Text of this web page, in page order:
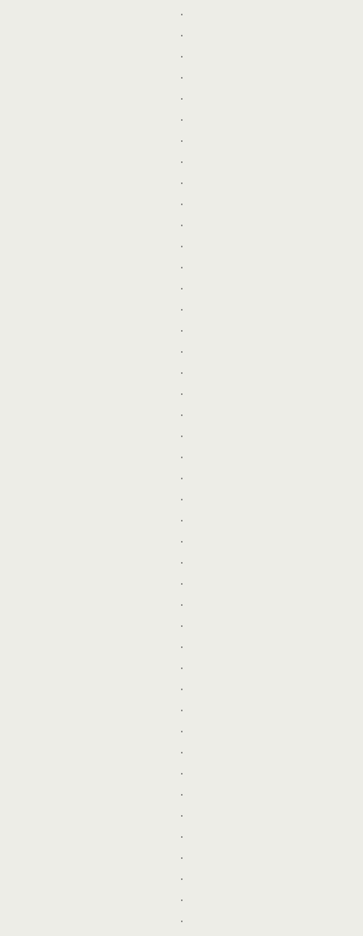
.
.
.
.
.
.
.
.
.
.
.
.
.
.
.
.
.
.
.
.
.
.
.
.
.
.
.
.
.
.
.
.
.
.
.
.
.
.
.
.
.
.
.
.